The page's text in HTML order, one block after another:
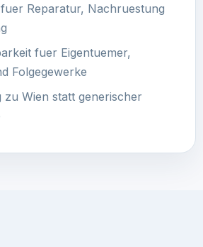
Reparatur, Nachruestung
fuer Eigentuemer,
Folgegewerke
zu Wien statt generischer